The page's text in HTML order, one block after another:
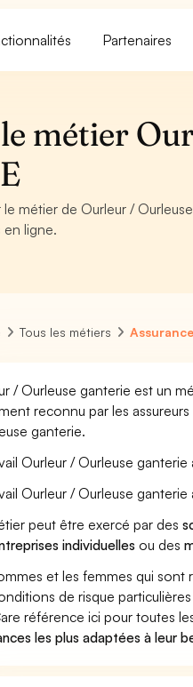
Partenaires
métier
métier de Ourleur /
en ligne.
Tous les métiers
/ Ourleuse ganterie est un
reconnu par les
ganterie.
Ourleur / Ourleuse ganterie
Ourleur / Ourleuse
peut être exercé par des
individuelles ou des
et les femmes qui sont
de risque
référence ici pour toutes
les plus adaptées à leur